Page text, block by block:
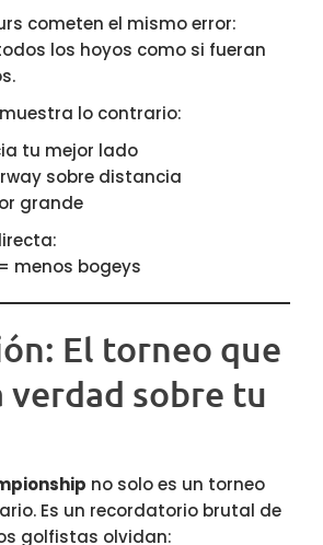
cometen el mismo error:
los hoyos como si fueran
lo contrario:
tu mejor lado
sobre distancia
grande
menos bogeys
El torneo que
verdad sobre tu
no solo es un torneo
Es un recordatorio brutal de
golfistas olvidan: